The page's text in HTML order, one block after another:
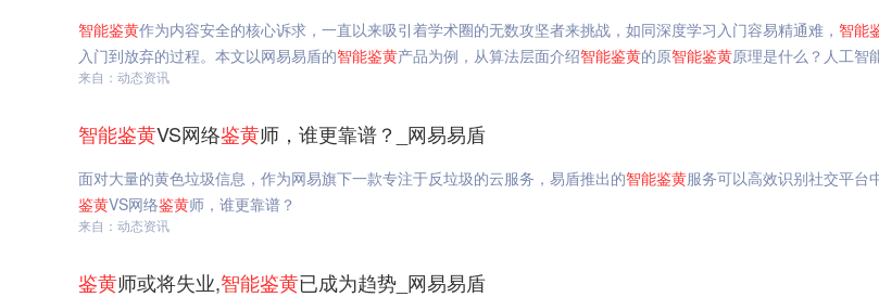
智能鉴黄作为内容安全的核心诉求，一直以来吸引着学术圈的无数攻坚者来挑战，如同深度学习入门容易精通难， 智能
入门到放弃的过程。本文以网易易盾的智能鉴黄产品为例，从算法层面介绍智能鉴黄的原智能鉴黄原理是什么？人工智
来自：动态资讯
智能鉴黄VS网络鉴黄师，谁更靠谱？_网易易盾
面对大量的黄色垃圾信息，作为网易旗下一款专注于反垃圾的云服务，易盾推出的智能鉴黄服务可以高效识别社交平台
鉴黄VS网络鉴黄师，谁更靠谱？
来自：动态资讯
鉴黄师或将失业,智能鉴黄已成为趋势_网易易盾